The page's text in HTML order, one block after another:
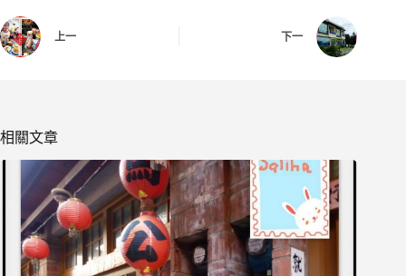
上一 下一
相關文章